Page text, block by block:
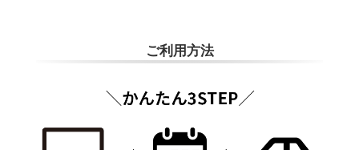
ご利用方法